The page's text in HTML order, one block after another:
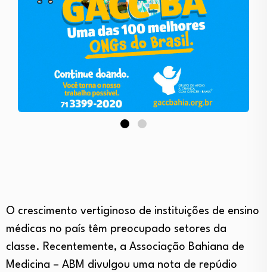
O crescimento vertiginoso de instituições de ensino
médicas no país têm preocupado setores da
classe. Recentemente, a Associação Bahiana de
Medicina – ABM divulgou uma nota de repúdio